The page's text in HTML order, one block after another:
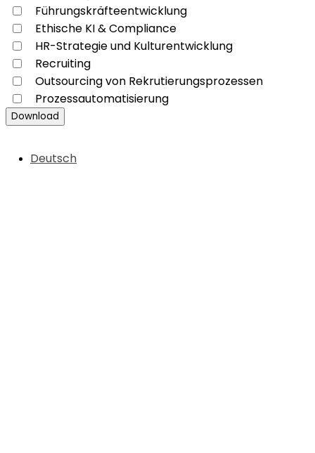
Führungskräfteentwicklung
Ethische KI & Compliance
HR-Strategie und Kulturentwicklung
Recruiting
Outsourcing von Rekrutierungsprozessen
Prozessautomatisierung
Download
Deutsch